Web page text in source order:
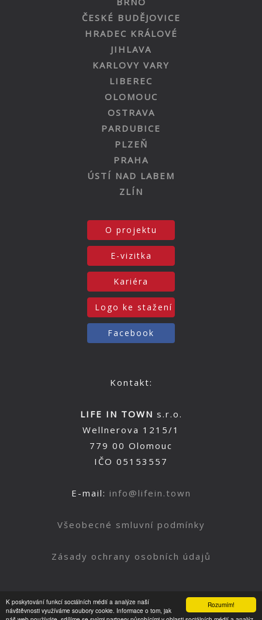
Rozumím!
K poskytování funkcí sociálních médií a analýze naší
návštěvnosti využíváme soubory cookie. Informace o tom, jak
ČESKÉ BUDĚJOVICE
HRADEC KRÁLOVÉ
JIHLAVA
KARLOVY VARY
LIBEREC
OLOMOUC
OSTRAVA
PARDUBICE
PLZEŇ
PRAHA
ÚSTÍ NAD LABEM
ZLÍN
O projektu
E-vizitka
Kariéra
Logo ke stažení
Facebook
Kontakt:
LIFE IN TOWN s.r.o.
Wellnerova 1215/1
779 00 Olomouc
IČO 05153557
E-mail: info@lifein.town
Všeobecné smluvní podmínky
Zásady ochrany osobních údajů
Nahoru